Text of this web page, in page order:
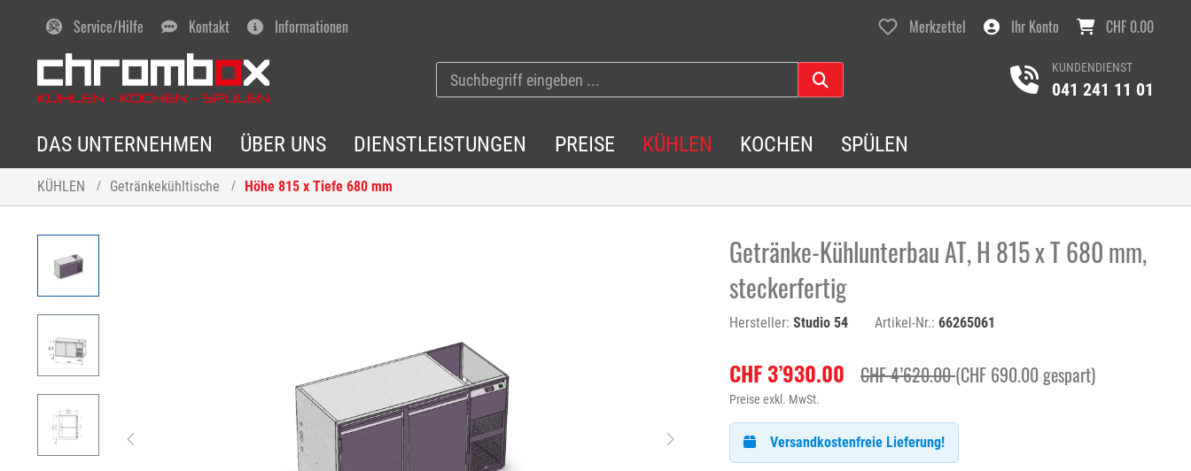
Service/Hilfe Kontakt Informationen Merkzettel Ihr Konto CHF 0.00
KUNDENDIENST
041 241 11 01
DAS UNTERNEHMEN ÜBER UNS DIENSTLEISTUNGEN PREISE KÜHLEN KOCHEN SPÜLEN
KÜHLEN Getränkekühltische Höhe 815 x Tiefe 680 mm
Getränke-Kühlunterbau AT, H 815 x T 680 mm,
steckerfertig
Hersteller:Studio 54 Artikel-Nr.:66265061
CHF 3’930.00 CHF 4’620.00(CHF 690.00 gespart)
Preise exkl. MwSt.
Versandkostenfreie Lieferung!